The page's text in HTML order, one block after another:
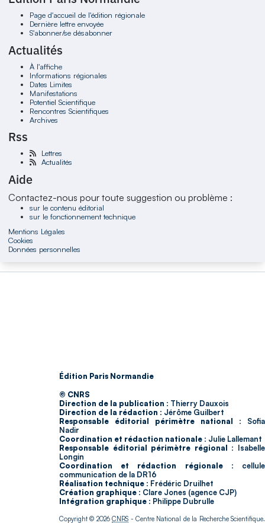
Page d'accueil de l'édition régionale
Dernière lettre envoyée
S'abonner/se désabonner
Actualités
À l'affiche
Informations régionales
Dates Limites
Manifestations
Potentiel Scientifique
Rencontres Scientifiques
Archives
Rss
Lettres
Actualités
Aide
Contactez-nous pour toute suggestion ou problème :
sur le contenu éditorial
sur le fonctionnement technique
Mentions Légales
Cookies
Données personnelles
Édition Paris Normandie
© CNRS
Direction de la publication : Thierry Dauxois
Direction de la rédaction : Jérôme Guilbert
Responsable éditorial périmètre national : Sofia
Nadir
Coordination et rédaction nationale : Julie Lallemant
Responsable éditorial périmètre régional : Isabelle
Longin
Coordination et rédaction régionale : cellule
communication de la DR16
Réalisation technique : Frédéric Druilhet
Création graphique : Clare Jones (agence CJP)
Intégration graphique : Philippe Dubrulle
Copyright © 2026CNRS - Centre National de la Recherche Scientifique.